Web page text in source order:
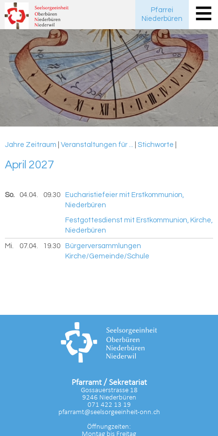
Pfarrei
Niederbüren
Jahre Zeitraum Veranstaltungen für ... Stichworte
April 2027
So. 04.04. 2027
09.30
Eucharistiefeier mit Erstkommunion,
Niederbüren
Festgottesdienst mit Erstkommunion, Kirche,
Niederbüren
Mi. 07.04. 2027
19.30
Bürgerversammlungen
Kirche/Gemeinde/Schule
Pfarramt / Sekretariat
Gossauerstrasse 18
9246 Niederbüren
071 422 13 19
pfarramt@seelsorgeeinheit-onn.ch
Öffnungzeiten:
Montag bis Freitag